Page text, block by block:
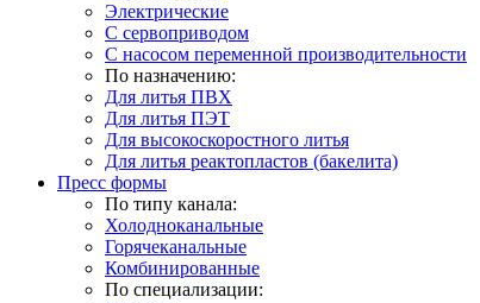
Электрические
С сервоприводом
С насосом переменной производительности
По назначению:
Для литья ПВХ
Для литья ПЭТ
Для высокоскоростного литья
Для литья реактопластов (бакелита)
Пресс формы
По типу канала:
Холодноканальные
Горячеканальные
Комбинированные
По специализации: